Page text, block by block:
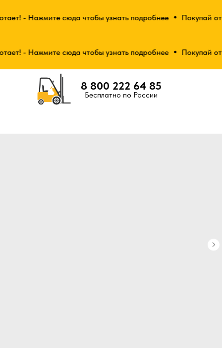
- Нажмите сюда чтобы узнать подробнее Покупай от
- Нажмите сюда чтобы узнать подробнее Покупай от
8 800 222 64 85
Бесплатно по России